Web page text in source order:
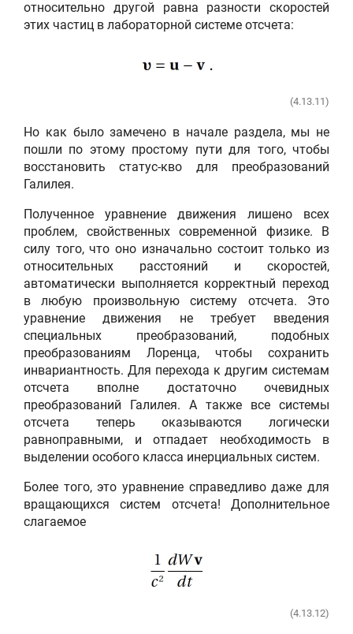
относительно другой равна разности скоростей
этих частиц в лабораторной системе отсчета:
(4.13.11)
Но как было замечено в начале раздела, мы не
пошли по этому простому пути для того, чтобы
восстановить статус-кво для преобразований
Галилея.
Полученное уравнение движения лишено всех
проблем, свойственных современной физике. В
силу того, что оно изначально состоит только из
относительных расстояний и скоростей,
автоматически выполняется корректный переход
в любую произвольную систему отсчета. Это
уравнение движения не требует введения
специальных преобразований, подобных
преобразованиям Лоренца, чтобы сохранить
инвариантность. Для перехода к другим системам
отсчета вполне достаточно очевидных
преобразований Галилея. А также все системы
отсчета теперь оказываются логически
равноправными, и отпадает необходимость в
выделении особого класса инерциальных систем.
Более того, это уравнение справедливо даже для
вращающихся систем отсчета! Дополнительное
слагаемое
(4.13.12)